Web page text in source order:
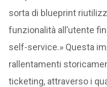
sorta di blueprint
funzionalità all’utente
self-service.» Questa
rallentamenti
ticketing, attraverso i